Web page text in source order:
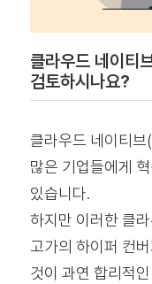
클라우드 네이티
검토하시나요?
클라우드 네이티
많은 기업들에게
있습니다.
하지만 이러한 클
고가의 하이퍼 컨
것이 과연 합리적